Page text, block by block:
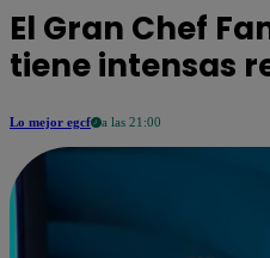
El Gran Chef
tiene intensas
Lo mejor egcf a las 21:00